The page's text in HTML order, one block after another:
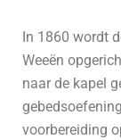
In 1860 wordt
Weeën
naar de kapel
voorbereiding